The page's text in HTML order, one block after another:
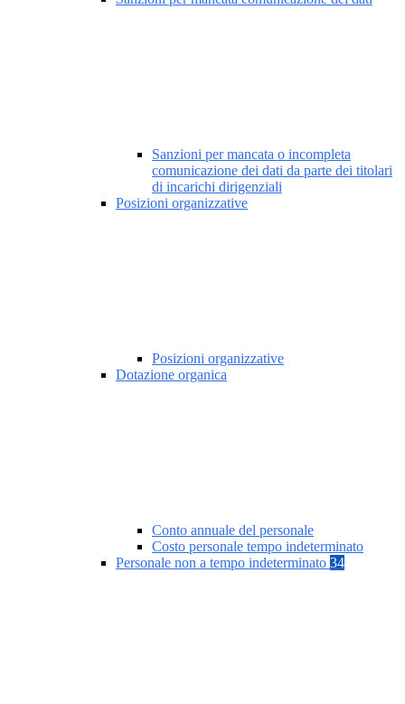
Sanzioni per mancata o incompleta
comunicazione dei dati da parte dei titolari
di incarichi dirigenziali
Posizioni organizzative
Posizioni organizzative
Dotazione organica
Conto annuale del personale
Costo personale tempo indeterminato
Personale non a tempo indeterminato 34